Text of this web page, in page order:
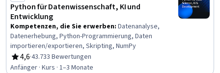
Python für Datenwissenschaft, KI und
Entwicklung
Kompetenzen, die Sie erwerben: Datenanalyse,
Datenerhebung, Python-Programmierung, Daten
importieren/exportieren, Skripting, NumPy
4,6
Bewertung, 4,6 von 5 Sternen
·43.733 Bewertungen
Anfänger · Kurs · 1–3 Monate